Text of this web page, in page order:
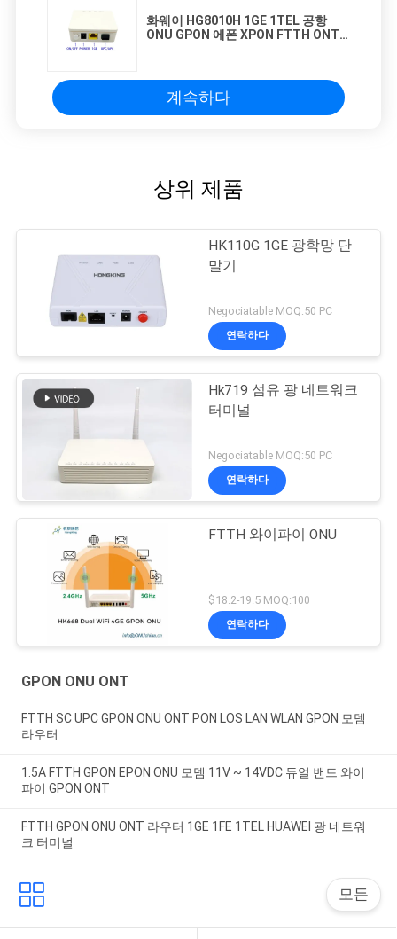
화웨이 HG8010H 1GE 1TEL 공항
ONU GPON 에폰 XPON FTTH ONT
계속하다
상위 제품
HK110G 1GE 광학망 단
말기
Negociatable MOQ:50 PC
연락하다
Hk719 섬유 광 네트워크
터미널
Negociatable MOQ:50 PC
연락하다
FTTH 와이파이 ONU
$18.2-19.5 MOQ:100
연락하다
GPON ONU ONT
FTTH SC UPC GPON ONU ONT PON LOS LAN WLAN GPON 모뎀
라우터
1.5A FTTH GPON EPON ONU 모뎀 11V ~ 14VDC 듀얼 밴드 와이
파이 GPON ONT
FTTH GPON ONU ONT 라우터 1GE 1FE 1TEL HUAWEI 광 네트워
크 터미널
모든